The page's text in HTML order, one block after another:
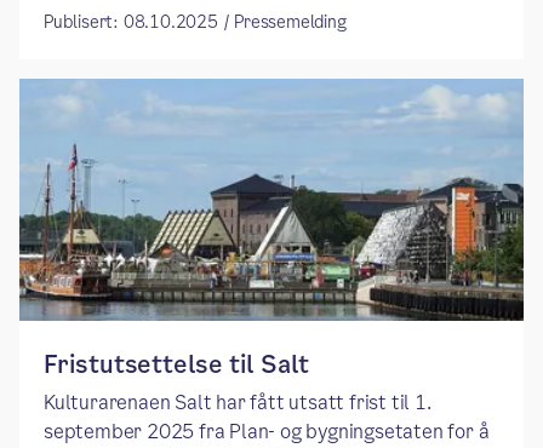
Publisert: 08.10.2025 / Pressemelding
Fristutsettelse til Salt
Kulturarenaen Salt har fått utsatt frist til 1.
september 2025 fra Plan- og bygningsetaten for å